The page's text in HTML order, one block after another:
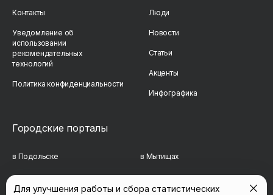
Контакты
Уведомление об
использовании
рекомендательных
технологий
Политика конфиденциальности
Люди
Новости
Статьи
Акценты
Инфографика
Городские порталы
в Подольске в Мытищах
Для улучшения работы и сбора статистических